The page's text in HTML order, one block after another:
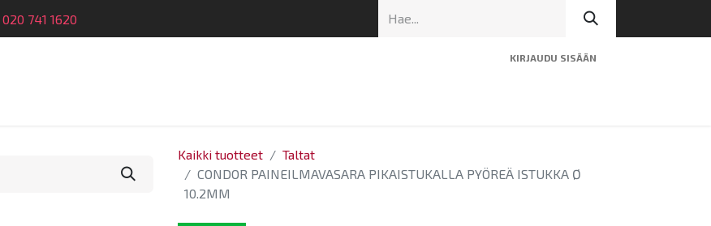
020 741 1620
KIRJAUDU SISÄÄN
Kaikki tuotteet
Taltat
CONDOR PAINEILMAVASARA PIKAISTUKALLA PYÖREÄ ISTUKKA Ø
10.2MM